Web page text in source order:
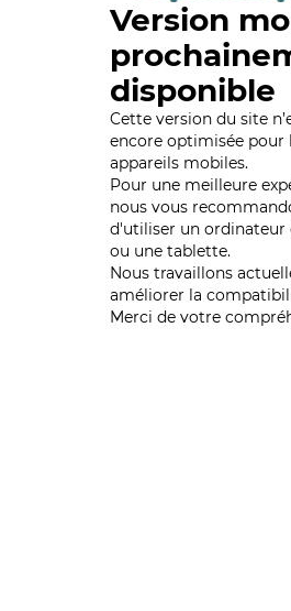
Version
disponible
Cette version du site
encore optimisée pour
appareils mobiles.
Pour une meilleure
nous vous
d'utiliser un ordinateur
ou une tablette.
Nous travaillons
améliorer la
Merci de votre